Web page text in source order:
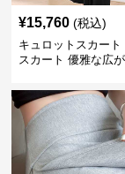
¥15,760 (税込)
キュロットスカート
スカート 優雅な広